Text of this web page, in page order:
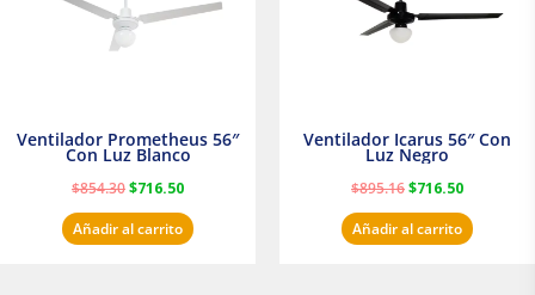
Ventilador Prometheus 56″
Con Luz Blanco
$854.30$716.50
Añadir al carrito
Ventilador Icarus 56″ Con
Luz Negro
$895.16$716.50
Añadir al carrito